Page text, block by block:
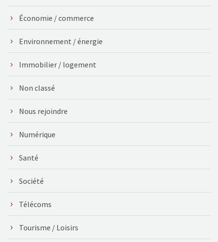
Économie / commerce
Environnement / énergie
Immobilier / logement
Non classé
Nous rejoindre
Numérique
Santé
Société
Télécoms
Tourisme / Loisirs